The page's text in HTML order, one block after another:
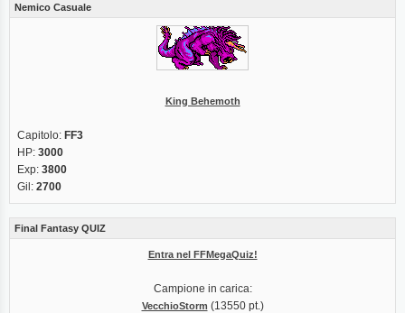
Nemico Casuale
King Behemoth
Capitolo: FF3
HP: 3000
Exp: 3800
Gil: 2700
Final Fantasy QUIZ
Entra nel FFMegaQuiz!
Campione in carica:
VecchioStorm (13550 pt.)